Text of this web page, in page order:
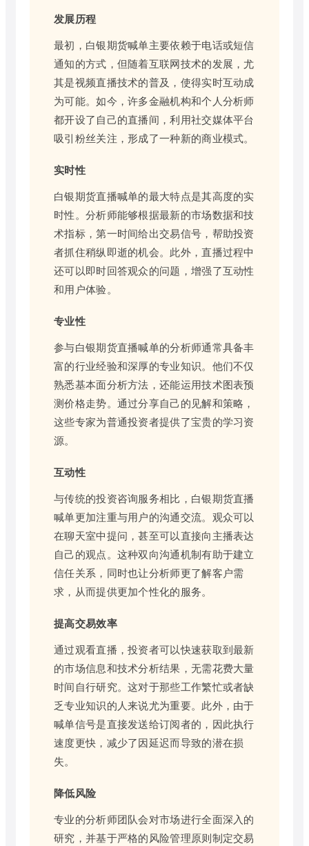
发展历程
最初，白银期货喊单主要依赖于电话或短信
通知的方式，但随着互联网技术的发展，尤
其是视频直播技术的普及，使得实时互动成
为可能。如今，许多金融机构和个人分析师
都开设了自己的直播间，利用社交媒体平台
吸引粉丝关注，形成了一种新的商业模式。
实时性
白银期货直播喊单的最大特点是其高度的实
时性。分析师能够根据最新的市场数据和技
术指标，第一时间给出交易信号，帮助投资
者抓住稍纵即逝的机会。此外，直播过程中
还可以即时回答观众的问题，增强了互动性
和用户体验。
专业性
参与白银期货直播喊单的分析师通常具备丰
富的行业经验和深厚的专业知识。他们不仅
熟悉基本面分析方法，还能运用技术图表预
测价格走势。通过分享自己的见解和策略，
这些专家为普通投资者提供了宝贵的学习资
源。
互动性
与传统的投资咨询服务相比，白银期货直播
喊单更加注重与用户的沟通交流。观众可以
在聊天室中提问，甚至可以直接向主播表达
自己的观点。这种双向沟通机制有助于建立
信任关系，同时也让分析师更了解客户需
求，从而提供更加个性化的服务。
提高交易效率
通过观看直播，投资者可以快速获取到最新
的市场信息和技术分析结果，无需花费大量
时间自行研究。这对于那些工作繁忙或者缺
乏专业知识的人来说尤为重要。此外，由于
喊单信号是直接发送给订阅者的，因此执行
速度更快，减少了因延迟而导致的潜在损
失。
降低风险
专业的分析师团队会对市场进行全面深入的
研究，并基于严格的风险管理原则制定交易